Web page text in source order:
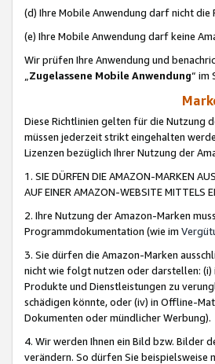
(d) Ihre Mobile Anwendung darf nicht
(e) Ihre Mobile Anwendung darf keine
Wir prüfen Ihre Anwendung und
„Zugelassene Mobile Anwendung“ im
Diese Richtlinien gelten für die Nutzung
müssen jederzeit strikt eingehalten
Lizenzen bezüglich Ihrer Nutzung der
1. SIE DÜRFEN DIE AMAZON-MARKEN
AUF EINER AMAZON-WEBSITE MITTELS
2. Ihre Nutzung der Amazon-Marken
Programmdokumentation (wie im
3. Sie dürfen die Amazon-Marken
nicht wie folgt nutzen oder darstellen: (i)
Produkte und Dienstleistungen zu
schädigen könnte, oder (iv) in Offline-
Dokumenten oder mündlicher Werbung).
4. Wir werden Ihnen ein Bild bzw. Bilder
verändern. So dürfen Sie beispielsweise